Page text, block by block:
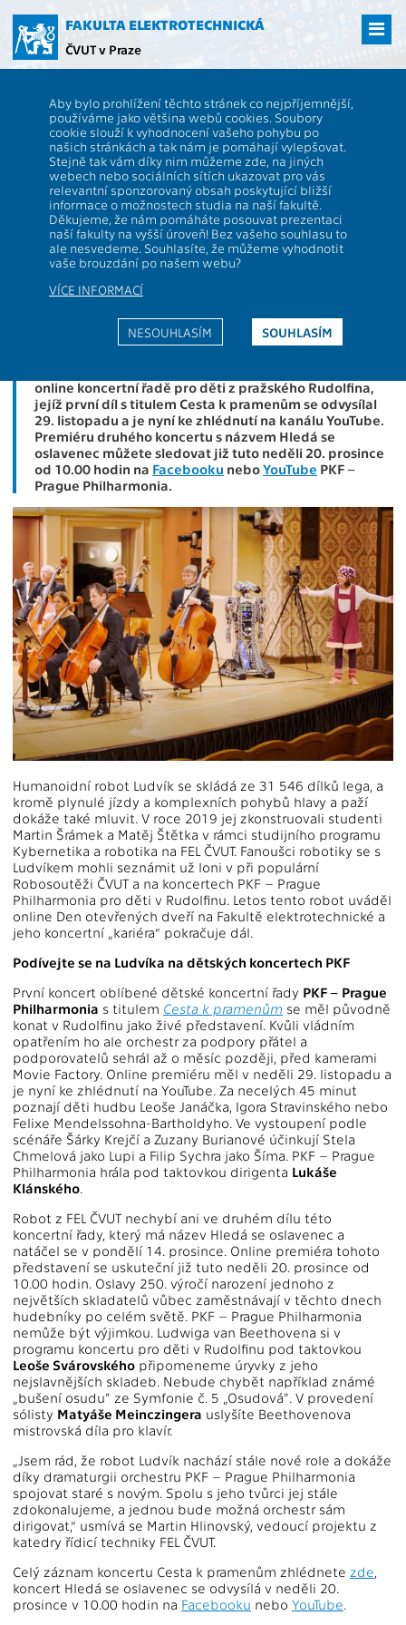
hlavní
obsah
FAKULTA ELEKTROTECHNICKÁ
ČVUT v Praze
Aby bylo prohlížení těchto stránek co nejpříjemnější,
používáme jako většina webů cookies. Soubory
cookie slouží k vyhodnocení vašeho pohybu po
našich stránkách a tak nám je pomáhají vylepšovat.
Stejně tak vám díky nim můžeme zde, na jiných
webech nebo sociálních sítích ukazovat pro vás
relevantní sponzorovaný obsah poskytující bližší
informace o možnostech studia na naší fakultě.
Děkujeme, že nám pomáháte posouvat prezentaci
naší fakulty na vyšší úroveň! Bez vašeho souhlasu to
ale nesvedeme. Souhlasíte, že můžeme vyhodnotit
vaše brouzdání po našem webu?
VÍCE INFORMACÍ
SOUHLASÍM
NESOUHLASÍM
pořádně rozjel. Podívejte se na jeho předvánoční koncerty s PKF –
Prague Philharmonia
Robot Ludvík z Fakulty
elektrotechnické ČVUT to pořádně
rozjel. Podívejte se na jeho
předvánoční koncerty s PKF –
Prague Philharmonia
Kybernetika a robotika na Fakultě
elektrotechnické ČVUT (FEL ČVUT) a nedávno uváděl
online koncertní řadě pro děti z pražského Rudolfina,
jejíž první díl s titulem Cesta k pramenům se odvysílal
29. listopadu a je nyní ke zhlédnutí na kanálu YouTube.
Premiéru druhého koncertu s názvem Hledá se
oslavenec můžete sledovat již tuto neděli 20. prosince
od 10.00 hodin na Facebooku neboYouTube PKF –
Prague Philharmonia.
Humanoidní robot Ludvík se skládá ze 31 546 dílků lega, a
kromě plynulé jízdy a komplexních pohybů hlavy a paží
dokáže také mluvit. V roce 2019 jej zkonstruovali studenti
Martin Šrámek a Matěj Štětka v rámci studijního programu
Kybernetika a robotika na FEL ČVUT. Fanoušci robotiky se s
Ludvíkem mohli seznámit už loni v při populární
Robosoutěži ČVUT a na koncertech PKF – Prague
Philharmonia pro děti v Rudolfinu. Letos tento robot uváděl
online Den otevřených dveří na Fakultě elektrotechnické a
jeho koncertní „kariéra“ pokračuje dál.
Podívejte se na Ludvíka na dětských koncertech PKF
První koncert oblíbené dětské koncertní řady PKF – Prague
Philharmonia s titulem Cesta k pramenům se měl původně
konat v Rudolfinu jako živé představení. Kvůli vládním
opatřením ho ale orchestr za podpory přátel a
podporovatelů sehrál až o měsíc později, před kamerami
Movie Factory. Online premiéru měl v neděli 29. listopadu a
je nyní ke zhlédnutí na YouTube. Za necelých 45 minut
poznají děti hudbu Leoše Janáčka, Igora Stravinského nebo
Felixe Mendelssohna-Bartholdyho. Ve vystoupení podle
scénáře Šárky Krejčí a Zuzany Burianové účinkují Stela
Chmelová jako Lupi a Filip Sychra jako Šíma. PKF – Prague
Philharmonia hrála pod taktovkou dirigenta Lukáše
Klánského.
Robot z FEL ČVUT nechybí ani ve druhém dílu této
koncertní řady, který má název Hledá se oslavenec a
natáčel se v pondělí 14. prosince. Online premiéra tohoto
představení se uskuteční již tuto neděli 20. prosince od
10.00 hodin. Oslavy 250. výročí narození jednoho z
největších skladatelů vůbec zaměstnávají v těchto dnech
hudebníky po celém světě. PKF – Prague Philharmonia
nemůže být výjimkou. Ludwiga van Beethovena si v
programu koncertu pro děti v Rudolfinu pod taktovkou
Leoše Svárovského připomeneme úryvky z jeho
nejslavnějších skladeb. Nebude chybět například známé
„bušení osudu" ze Symfonie č. 5 „Osudová". V provedení
sólisty Matyáše Meinczingera uslyšíte Beethovenova
mistrovská díla pro klavír.
„Jsem rád, že robot Ludvík nachází stále nové role a dokáže
díky dramaturgii orchestru PKF – Prague Philharmonia
spojovat staré s novým. Spolu s jeho tvůrci jej stále
zdokonalujeme, a jednou bude možná orchestr sám
dirigovat,“ usmívá se Martin Hlinovský, vedoucí projektu z
katedry řídicí techniky FEL ČVUT.
Celý záznam koncertu Cesta k pramenům zhlédnete zde,
koncert Hledá se oslavenec se odvysílá v neděli 20.
prosince v 10.00 hodin na Facebooku nebo YouTube.